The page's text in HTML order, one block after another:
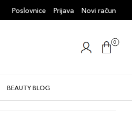
Poslovnice Prijava Novi račun
0
BEAUTY BLOG